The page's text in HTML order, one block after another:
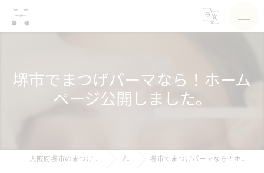
堺市でまつげパーマなら！ホーム
ページ公開しました。
大阪府堺市のまつげパーマならSea pear ブログ 堺市でまつげパーマなら！ホームページ公開しました。